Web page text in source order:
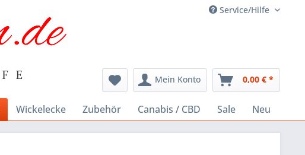
Service/Hilfe
Mein Konto 0,00 € *
Wickelecke Zubehör Canabis / CBD Sale Neu